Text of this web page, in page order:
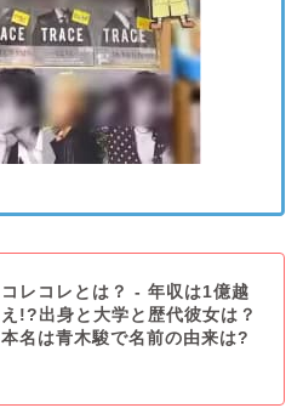
コレコレとは？ - 年収は1億越
え!?出身と大学と歴代彼女は？
本名は青木駿で名前の由来は?